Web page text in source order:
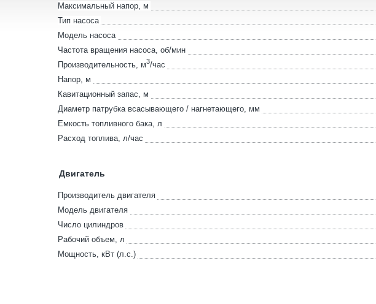
Максимальный напор, м
Тип насоса
Модель насоса
Частота вращения насоса, об/мин
Производительность, м3/час
Напор, м
Кавитационный запас, м
Диаметр патрубка всасывающего / нагнетающего, мм
Емкость топливного бака, л
Расход топлива, л/час
Двигатель
Производитель двигателя
Модель двигателя
Число цилиндров
Рабочий объем, л
Мощность, кВт (л.с.)